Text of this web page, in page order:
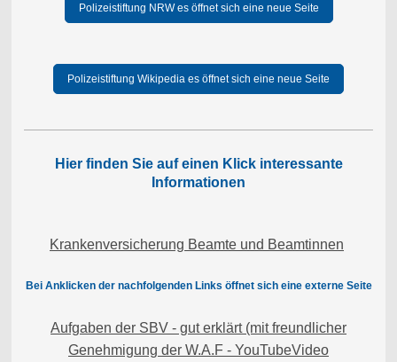
Polizeistiftung NRW es öffnet sich eine neue Seite
Polizeistiftung Wikipedia es öffnet sich eine neue Seite
Hier finden Sie auf einen Klick interessante
Informationen
Krankenversicherung Beamte und Beamtinnen
Bei Anklicken der nachfolgenden Links öffnet sich eine externe Seite
Aufgaben der SBV - gut erklärt (mit freundlicher
Genehmigung der W.A.F - YouTubeVideo